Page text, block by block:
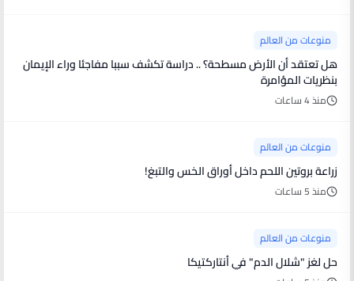
منوعات من العالم
هل تعتقد أن الأرض مسطحة؟ .. دراسة تكشف سببا مفاجئا وراء الإيمان
بنظريات المؤامرة
منذ 4 ساعات
منوعات من العالم
زراعة بروتين اللحم داخل أوراق الخس والتبغ!
منذ 5 ساعات
منوعات من العالم
حل لغز "شلال الدم" في أنتاركتيكا